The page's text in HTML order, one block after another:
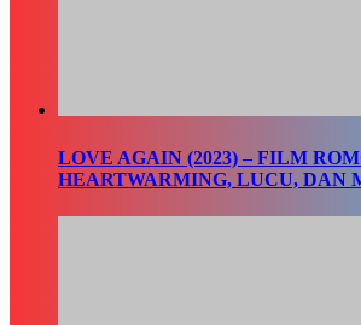
LOVE AGAIN (2023) – FILM
HEARTWARMING, LUCU, DAN